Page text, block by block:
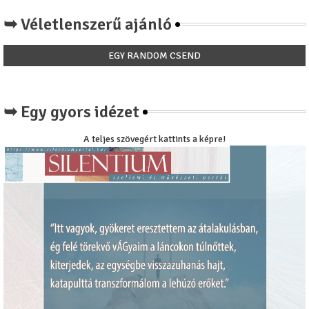
➥ Véletlenszerű ajánló
EGY RANDOM CSEND
➥ Egy gyors idézet
A teljes szövegért kattints a képre!